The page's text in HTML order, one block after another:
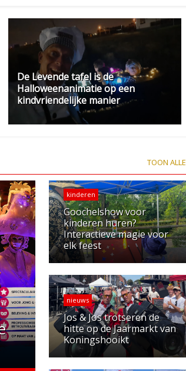
De Levende tafel is de
Halloweenanimatie op een
kindvriendelijke manier
TOON ALLE
kinderen
Goochelshow voor
kinderen huren?
Interactieve magie voor
elk feest
nieuws
Jos & Jos trotseren de
hitte op de Jaarmarkt van
Koningshooikt